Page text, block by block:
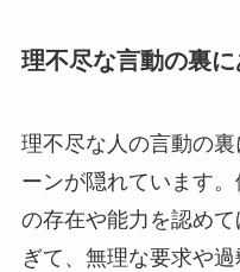
理不尽な言動の裏
理不尽な人の言動の
ーンが隠れています
の存在や能力を認め
ぎて、無理な要求や